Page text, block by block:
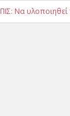
ΠΙΣ: Να